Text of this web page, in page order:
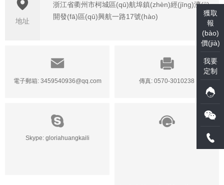
獲取
報
(bào)
價(jià)
我要
定制
地址
浙江省衢州市柯城區(qū)航埠鎮(zhèn)經(jīng)濟(jì)
開發(fā)區(qū)興航一路17號(hào)
電子郵箱: 3459540936@qq.com 傳真: 0570-3010238
Skype: gloriahuangkaili